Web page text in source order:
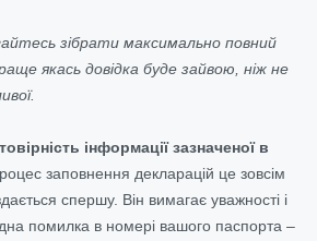
зібрати максимально повний
якась довідка буде зайвою, ніж не
інформації зазначеної в
заповнення декларацій це зовсім
спершу. Він вимагає уважності і
помилка в номері вашого паспорта –